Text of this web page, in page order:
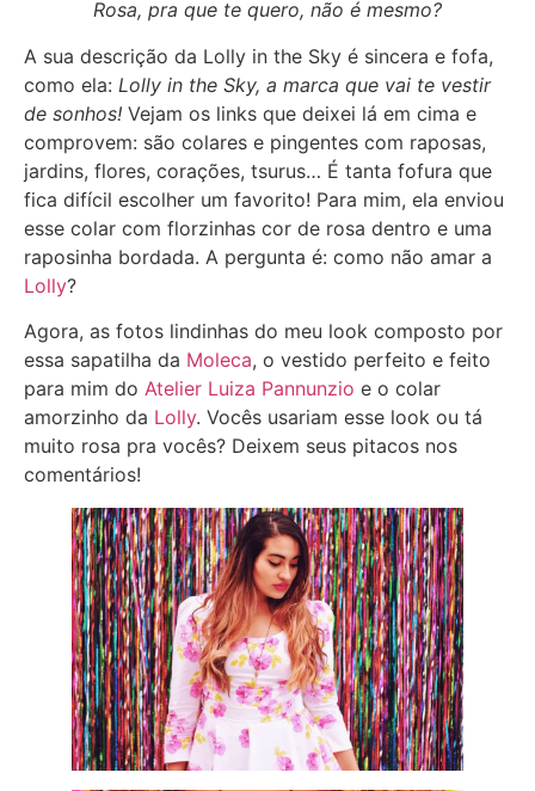
Rosa, pra que te quero, não é mesmo?
A sua descrição da Lolly in the Sky é sincera e fofa,
como ela: Lolly in the Sky, a marca que vai te vestir
de sonhos! Vejam os links que deixei lá em cima e
comprovem: são colares e pingentes com raposas,
jardins, flores, corações, tsurus… É tanta fofura que
fica difícil escolher um favorito! Para mim, ela enviou
esse colar com florzinhas cor de rosa dentro e uma
raposinha bordada. A pergunta é: como não amar a
Lolly?
Agora, as fotos lindinhas do meu look composto por
essa sapatilha da Moleca, o vestido perfeito e feito
para mim do Atelier Luiza Pannunzio e o colar
amorzinho da Lolly. Vocês usariam esse look ou tá
muito rosa pra vocês? Deixem seus pitacos nos
comentários!